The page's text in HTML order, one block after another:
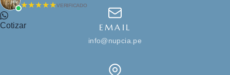
★★★★★VERIFICADO
Cotizar EMAIL
info@nupcia.pe